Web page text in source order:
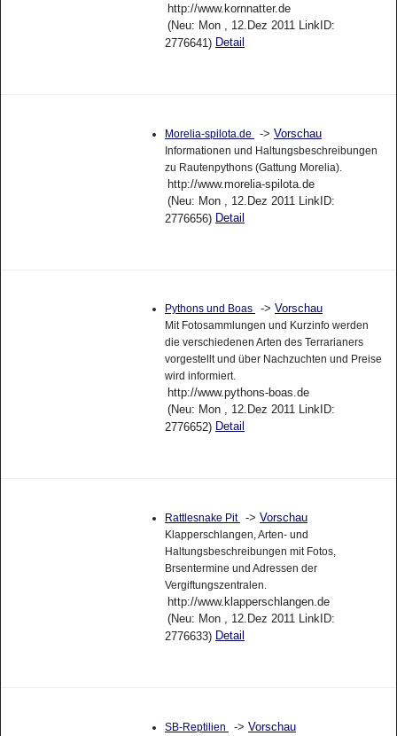
http://www.kornnatter.de
(Neu: Mon , 12.Dez 2011 LinkID:
2776641) Detail
Morelia-spilota.de -> Vorschau
Informationen und Haltungsbeschreibungen
zu Rautenpythons (Gattung Morelia).
http://www.morelia-spilota.de
(Neu: Mon , 12.Dez 2011 LinkID:
2776656) Detail
Pythons und Boas -> Vorschau
Mit Fotosammlungen und Kurzinfo werden
die verschiedenen Arten des Terrarianers
vorgestellt und über Nachzuchten und Preise
wird informiert.
http://www.pythons-boas.de
(Neu: Mon , 12.Dez 2011 LinkID:
2776652) Detail
Rattlesnake Pit -> Vorschau
Klapperschlangen, Arten- und
Haltungsbeschreibungen mit Fotos,
Brsentermine und Adressen der
Vergiftungszentralen.
http://www.klapperschlangen.de
(Neu: Mon , 12.Dez 2011 LinkID:
2776633) Detail
SB-Reptilien -> Vorschau